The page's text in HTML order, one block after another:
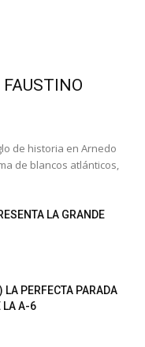
de historia en Arnedo
de blancos atlánticos,
LA GRANDE
LA PERFECTA PARADA
LA A-6